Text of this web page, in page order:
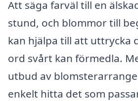
Att säga farväl till en
stund, och blommor till
kan hjälpa till att uttrycka
ord svårt kan förmedla.
utbud av
enkelt hitta det som